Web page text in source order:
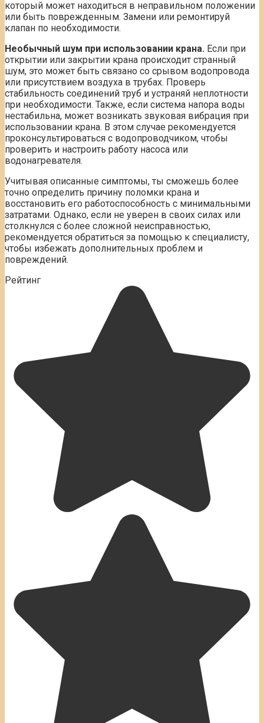
который может находиться в неправильном положении
или быть поврежденным. Замени или ремонтируй
клапан по необходимости.
Необычный шум при использовании крана. Если при
открытии или закрытии крана происходит странный
шум, это может быть связано со срывом водопровода
или присутствием воздуха в трубах. Проверь
стабильность соединений труб и устраняй неплотности
при необходимости. Также, если система напора воды
нестабильна, может возникать звуковая вибрация при
использовании крана. В этом случае рекомендуется
проконсультироваться с водопроводчиком, чтобы
проверить и настроить работу насоса или
водонагревателя.
Учитывая описанные симптомы, ты сможешь более
точно определить причину поломки крана и
восстановить его работоспособность с минимальными
затратами. Однако, если не уверен в своих силах или
столкнулся с более сложной неисправностью,
рекомендуется обратиться за помощью к специалисту,
чтобы избежать дополнительных проблем и
повреждений.
Рейтинг